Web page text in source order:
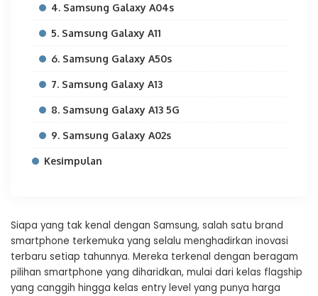
4. Samsung Galaxy A04s
5. Samsung Galaxy A11
6. Samsung Galaxy A50s
7. Samsung Galaxy A13
8. Samsung Galaxy A13 5G
9. Samsung Galaxy A02s
Kesimpulan
Siapa yang tak kenal dengan Samsung, salah satu brand
smartphone terkemuka yang selalu menghadirkan inovasi
terbaru setiap tahunnya. Mereka terkenal dengan beragam
pilihan smartphone yang diharidkan, mulai dari kelas flagship
yang canggih hingga kelas entry level yang punya harga